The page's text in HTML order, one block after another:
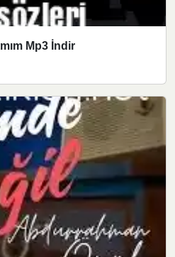
Mp3 İndir